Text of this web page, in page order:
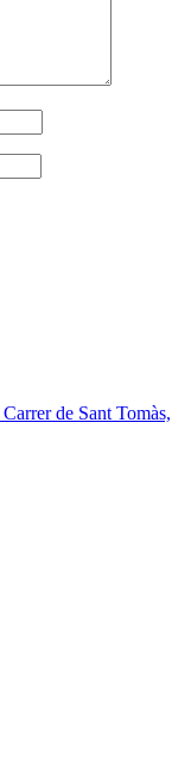
Carrer de Sant Tomàs,